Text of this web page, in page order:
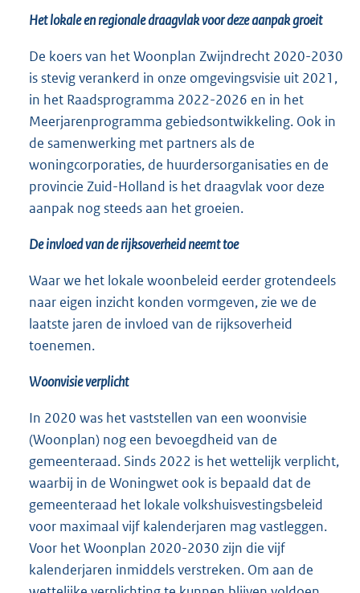
Het lokale en regionale draagvlak voor deze aanpak groeit
De koers van het Woonplan Zwijndrecht 2020-2030
is stevig verankerd in onze omgevingsvisie uit 2021,
in het Raadsprogramma 2022-2026 en in het
Meerjarenprogramma gebiedsontwikkeling. Ook in
de samenwerking met partners als de
woningcorporaties, de huurdersorganisaties en de
provincie Zuid-Holland is het draagvlak voor deze
aanpak nog steeds aan het groeien.
De invloed van de rijksoverheid neemt toe
Waar we het lokale woonbeleid eerder grotendeels
naar eigen inzicht konden vormgeven, zie we de
laatste jaren de invloed van de rijksoverheid
toenemen.
Woonvisie verplicht
In 2020 was het vaststellen van een woonvisie
(Woonplan) nog een bevoegdheid van de
gemeenteraad. Sinds 2022 is het wettelijk verplicht,
waarbij in de Woningwet ook is bepaald dat de
gemeenteraad het lokale volkshuisvestingsbeleid
voor maximaal vijf kalenderjaren mag vastleggen.
Voor het Woonplan 2020-2030 zijn die vijf
kalenderjaren inmiddels verstreken. Om aan de